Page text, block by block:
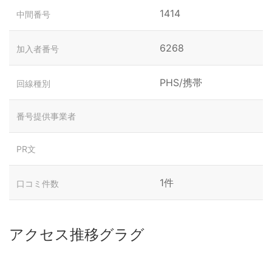
中間番号 1414
加入者番号 6268
回線種別 PHS/携帯
番号提供事業者
PR文
口コミ件数 1件
アクセス推移グラグ